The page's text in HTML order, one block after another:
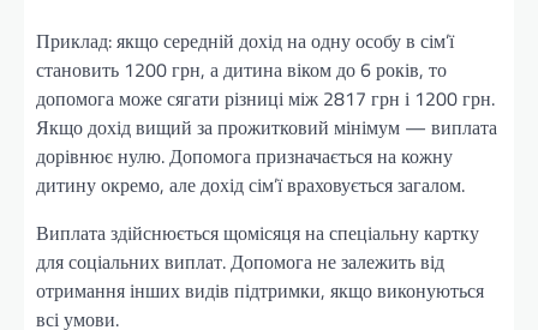
Приклад: якщо середній дохід на одну особу в сім’ї
становить 1200 грн, а дитина віком до 6 років, то
допомога може сягати різниці між 2817 грн і 1200 грн.
Якщо дохід вищий за прожитковий мінімум — виплата
дорівнює нулю. Допомога призначається на кожну
дитину окремо, але дохід сім’ї враховується загалом.
Виплата здійснюється щомісяця на спеціальну картку
для соціальних виплат. Допомога не залежить від
отримання інших видів підтримки, якщо виконуються
всі умови.